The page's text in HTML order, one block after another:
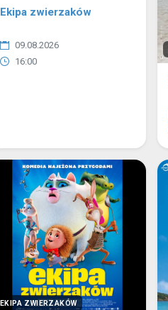
Ekipa zwierzaków
09.08.2026
16:00
EKIPA ZWIERZAKÓW